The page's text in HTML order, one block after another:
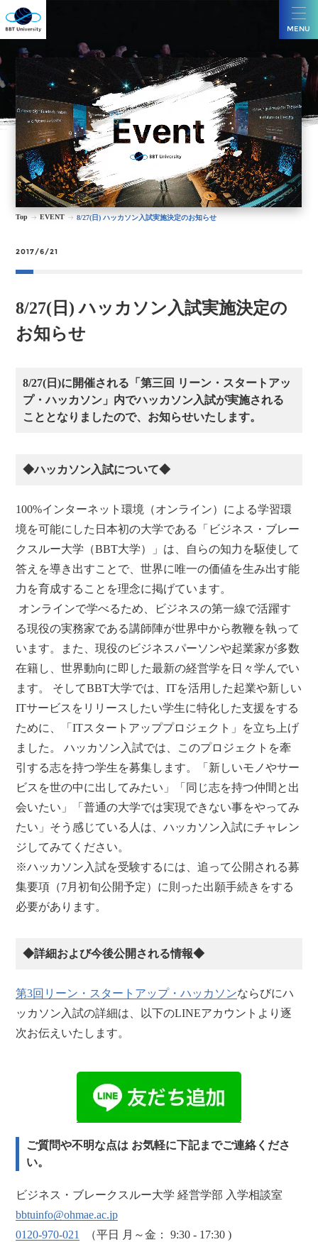
MENU
Top EVENT 8/27(日) ハッカソン入試実施決定のお知らせ
2017/6/21
8/27(日) ハッカソン入試実施決定の
お知らせ
8/27(日)に開催される「第三回 リーン・スタートアッ
プ・ハッカソン」内でハッカソン入試が実施される
こととなりましたので、お知らせいたします。
◆ハッカソン入試について◆
100%インターネット環境（オンライン）による学習環
境を可能にした日本初の大学である「ビジネス・ブレー
クスルー大学（BBT大学）」は、自らの知力を駆使して
答えを導き出すことで、世界に唯一の価値を生み出す能
力を育成することを理念に掲げています。
オンラインで学べるため、ビジネスの第一線で活躍す
る現役の実務家である講師陣が世界中から教鞭を執って
います。また、現役のビジネスパーソンや起業家が多数
在籍し、世界動向に即した最新の経営学を日々学んでい
ます。 そしてBBT大学では、ITを活用した起業や新しい
ITサービスをリリースしたい学生に特化した支援をする
ために、「ITスタートアッププロジェクト」を立ち上げ
ました。 ハッカソン入試では、このプロジェクトを牽
引する志を持つ学生を募集します。「新しいモノやサー
ビスを世の中に出してみたい」「同じ志を持つ仲間と出
会いたい」「普通の大学では実現できない事をやってみ
たい」そう感じている人は、ハッカソン入試にチャレン
ジしてみてください。
※ハッカソン入試を受験するには、追って公開される募
集要項（7月初旬公開予定）に則った出願手続きをする
必要があります。
◆詳細および今後公開される情報◆
第3回リーン・スタートアップ・ハッカソンならびにハ
ッカソン入試の詳細は、以下のLINEアカウントより逐
次お伝えいたします。
ご質問や不明な点は お気軽に下記までご連絡くださ
い。
ビジネス・ブレークスルー大学 経営学部 入学相談室
bbtuinfo@ohmae.ac.jp
0120-970-021
（平日 月～金： 9:30 - 17:30 )